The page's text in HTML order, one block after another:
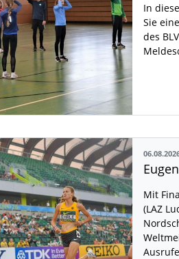
In
Sie
des
Mit
(LAZ